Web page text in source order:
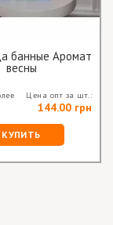
банные Аромат
весны
Цена опт за шт.:
144.00 грн
КУПИТЬ